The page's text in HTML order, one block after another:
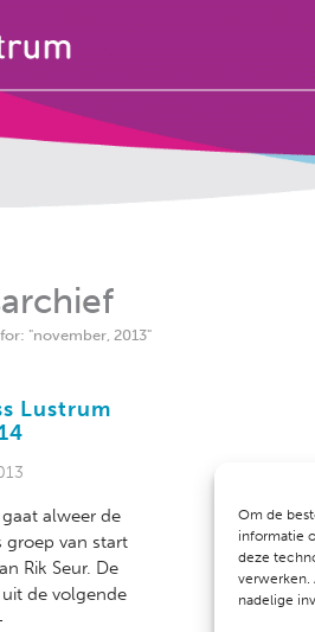
Om de
informatie
deze
verwerken.
nadelige
"november, 2013"
Lustrum
alweer de
groep van start
Rik Seur. De
de volgende